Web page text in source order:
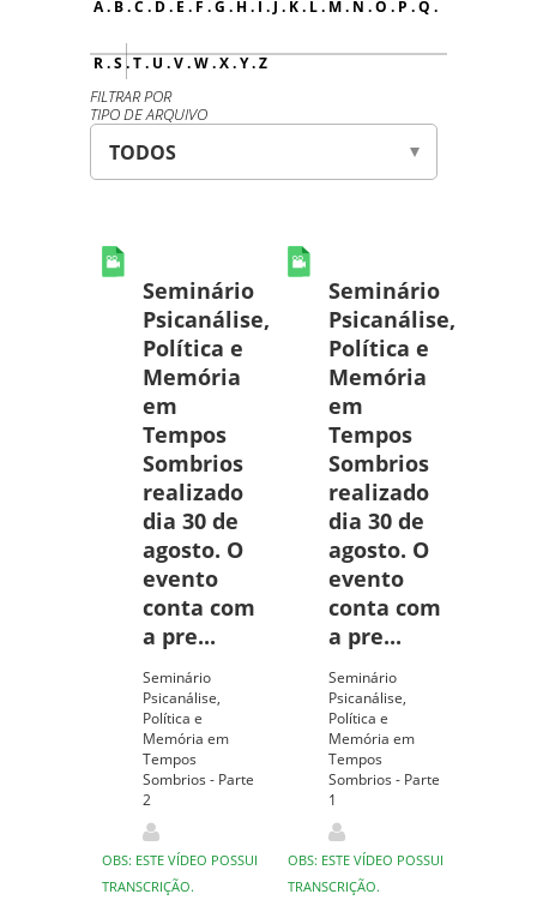
A. B.C . D. E . F .G . H. I . J . K. L. M. N .O . P .Q .
R.S .T. U .V.W.X.Y.Z
FILTRAR POR
TIPO DE ARQUIVO
Seminário
Psicanálise,
Política e
Memória
em
Tempos
Sombrios
realizado
dia 30 de
agosto. O
evento
conta com
a pre...
Seminário
Psicanálise,
Política e
Memória em
Tempos
Sombrios - Parte
2
OBS: ESTE VÍDEO POSSUI
TRANSCRIÇÃO.
Seminário
Psicanálise,
Política e
Memória
em
Tempos
Sombrios
realizado
dia 30 de
agosto. O
evento
conta com
a pre...
Seminário
Psicanálise,
Política e
Memória em
Tempos
Sombrios - Parte
1
OBS: ESTE VÍDEO POSSUI
TRANSCRIÇÃO.